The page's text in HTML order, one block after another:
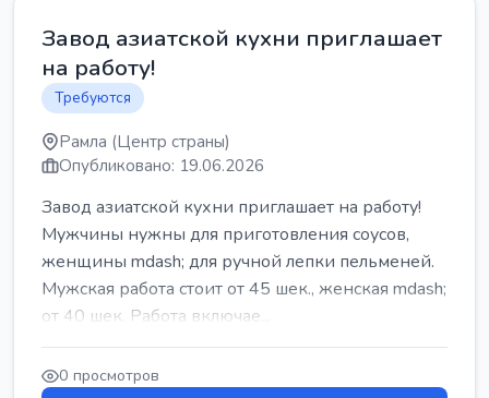
Завод азиатской кухни приглашает
на работу!
Требуются
Рамла (Центр страны)
Опубликовано: 19.06.2026
Завод азиатской кухни приглашает на работу!
Мужчины нужны для приготовления соусов,
женщины mdash; для ручной лепки пельменей.
Мужская работа стоит от 45 шек., женская mdash;
от 40 шек. Работа включае...
0 просмотров